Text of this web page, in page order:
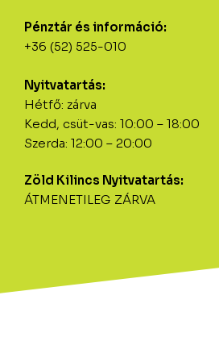
Pénztár és információ:
+36 (52) 525-010
Nyitvatartás:
Hétfő: zárva
Kedd, csüt-vas: 10:00 – 18:00
Szerda: 12:00 – 20:00
Zöld Kilincs Nyitvatartás:
ÁTMENETILEG ZÁRVA